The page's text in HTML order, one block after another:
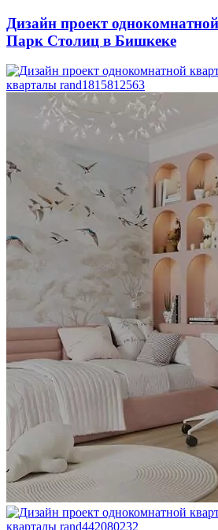
Дизайн проект
Парк Столиц в Бишкеке